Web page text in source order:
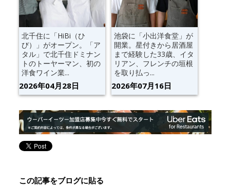
北千住に「HiBi（ひ
び）」がオープン。「ア
タル」で北千住ドミナン
トのトーヤーマン、初の
洋食ワイン業...
2026年04月28日
池袋に「小出洋食堂」が
開業。星付きから居酒屋
まで経験した33歳、イタ
リアン、フレンチの垣根
を取り払っ...
2026年07月16日
この記事をブログに貼る